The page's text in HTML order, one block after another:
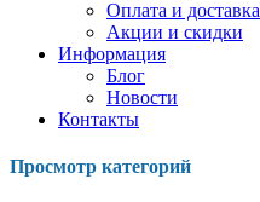
Оплата и доставка
Акции и скидки
Информация
Блог
Новости
Контакты
Просмотр категорий